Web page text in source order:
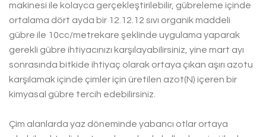
makinesi ile kolayca gerçekleştirilebilir, gübreleme içinde
ortalama dört ayda bir 12.12.12 sıvı organik maddeli
gübre ile 10cc/metrekare şeklinde uygulama yaparak
gerekli gübre ihtiyacınızı karşılayabilirsiniz, yine mart ayı
sonrasında bitkide ihtiyaç olarak ortaya çıkan aşırı azotu
karşılamak içinde çimler için üretilen azot(N) içeren bir
kimyasal gübre tercih edebilirsiniz.
Çim alanlarda yaz döneminde yabancı otlar ortaya